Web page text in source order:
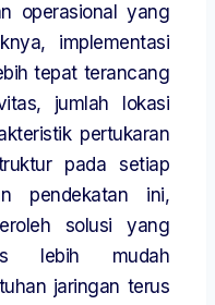
operasional yang
implementasi
tepat terancang
jumlah lokasi
pertukaran
pada setiap
pendekatan ini,
solusi yang
lebih mudah
jaringan terus